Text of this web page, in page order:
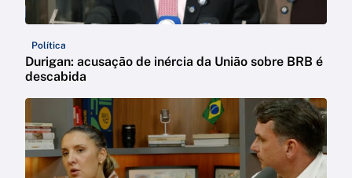
Política
Durigan: acusação de inércia da União sobre BRB é
descabida